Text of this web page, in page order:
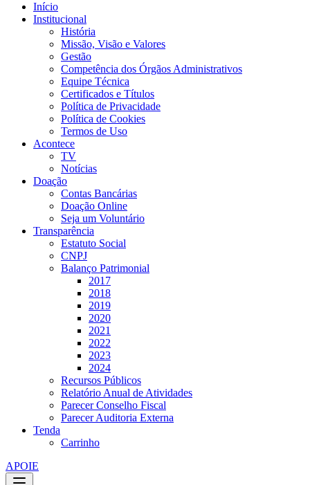
Início
Institucional
História
Missão, Visão e Valores
Gestão
Competência dos Órgãos Administrativos
Equipe Técnica
Certificados e Títulos
Política de Privacidade
Política de Cookies
Termos de Uso
Acontece
TV
Notícias
Doação
Contas Bancárias
Doação Online
Seja um Voluntário
Transparência
Estatuto Social
CNPJ
Balanço Patrimonial
2017
2018
2019
2020
2021
2022
2023
2024
Recursos Públicos
Relatório Anual de Atividades
Parecer Conselho Fiscal
Parecer Auditoria Externa
Tenda
Carrinho
APOIE